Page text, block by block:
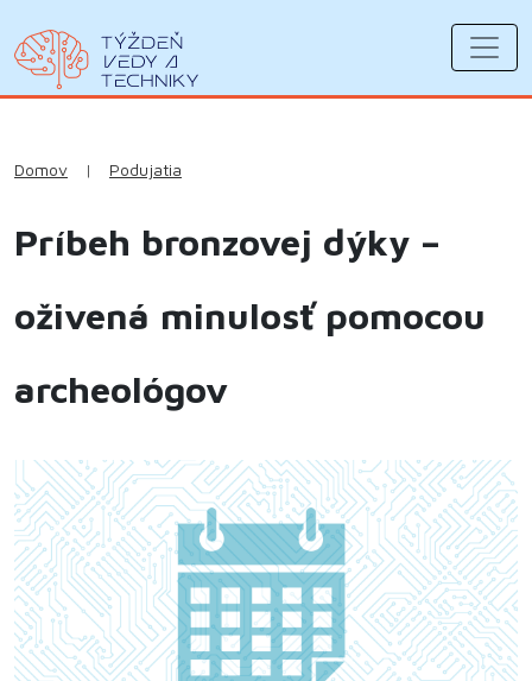
Domov | Podujatia
Príbeh bronzovej dýky –
oživená minulosť pomocou
archeológov